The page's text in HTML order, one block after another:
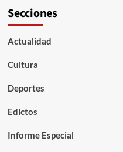
Secciones
Actualidad
Cultura
Deportes
Edictos
Informe Especial